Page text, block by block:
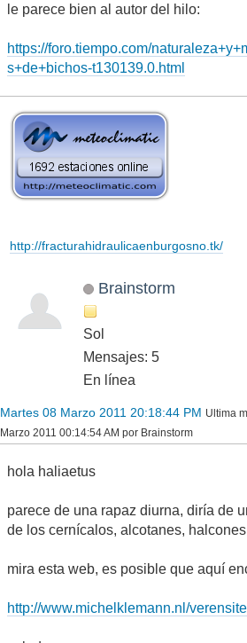
le parece bien al autor del hilo:
https://foro.tiempo.com/
s+de+bichos-t130139.0.html
http://fracturahidraulicaenburgosno.tk/
Brainstorm
Sol
Mensajes: 5
En línea
Martes 08 Marzo 2011 20:18:44 PM Ultima
Marzo 2011 00:14:54 AM por Brainstorm
hola haliaetus
parece de una rapaz diurna, diría de
de los cernícalos, alcotanes,
mira esta web, es posible que aquí
http://www.michelklemann.nl/